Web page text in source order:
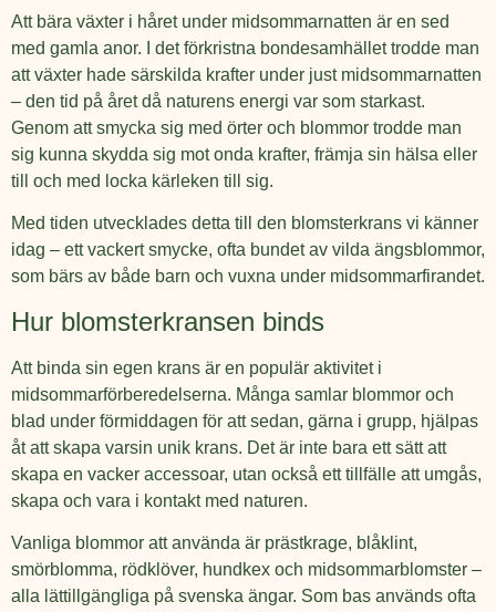
Att bära växter i håret under midsommarnatten är en sed
med gamla anor. I det förkristna bondesamhället trodde man
att växter hade särskilda krafter under just midsommarnatten
– den tid på året då naturens energi var som starkast.
Genom att smycka sig med örter och blommor trodde man
sig kunna skydda sig mot onda krafter, främja sin hälsa eller
till och med locka kärleken till sig.
Med tiden utvecklades detta till den blomsterkrans vi känner
idag – ett vackert smycke, ofta bundet av vilda ängsblommor,
som bärs av både barn och vuxna under midsommarfirandet.
Hur blomsterkransen binds
Att binda sin egen krans är en populär aktivitet i
midsommarförberedelserna. Många samlar blommor och
blad under förmiddagen för att sedan, gärna i grupp, hjälpas
åt att skapa varsin unik krans. Det är inte bara ett sätt att
skapa en vacker accessoar, utan också ett tillfälle att umgås,
skapa och vara i kontakt med naturen.
Vanliga blommor att använda är prästkrage, blåklint,
smörblomma, rödklöver, hundkex och midsommarblomster –
alla lättillgängliga på svenska ängar. Som bas används ofta